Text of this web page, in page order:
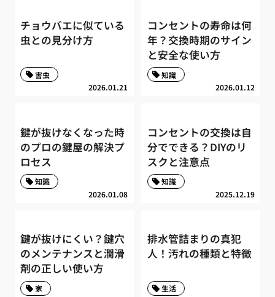
チョウバエに似ている
虫との見分け方
2026.01.21
害虫
コンセントの寿命は何
年？交換時期のサイン
と安全な使い方
2026.01.12
知識
鍵が抜けなくなった時
のプロの鍵屋の解決プ
ロセス
2026.01.08
知識
コンセントの交換は自
分でできる？DIYのリ
スクと注意点
2025.12.19
知識
鍵が抜けにくい？鍵穴
のメンテナンスと潤滑
剤の正しい使い方
家
排水管詰まりの真犯
人！汚れの種類と特徴
生活